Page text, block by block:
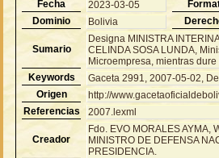
Fecha
2023-03-05
Dominio
Bolivia
Sumario
Designa MINISTRA
CELINDA SOSA LUNDA,
Microempresa, mientras
Keywords
Gaceta 2991, 2007-05-02,
Origen
http://
Referencias
2007.lexml
Creador
Fdo. EVO MORALES AYMA,
MINISTRO DE DEFENSA
PRESIDENCIA.